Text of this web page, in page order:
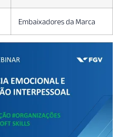
Embaixadores da Marca